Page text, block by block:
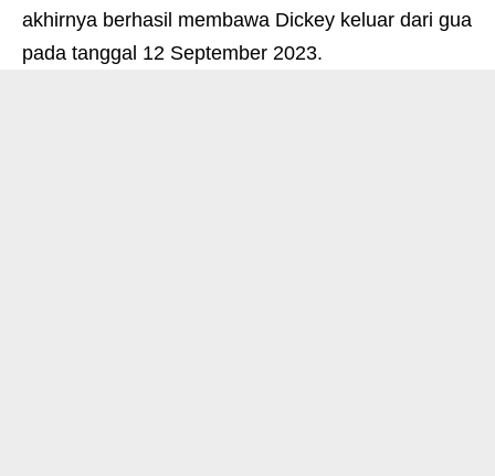
akhirnya berhasil membawa Dickey keluar dari gua
pada tanggal 12 September 2023.